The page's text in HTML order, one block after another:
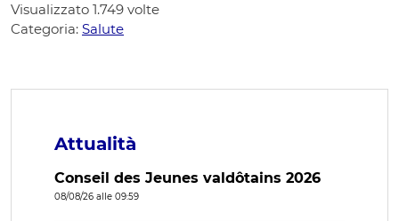
Visualizzato 1.749 volte
Categoria: Salute
Attualità
Conseil des Jeunes valdôtains 2026
08/08/26 alle 09:59